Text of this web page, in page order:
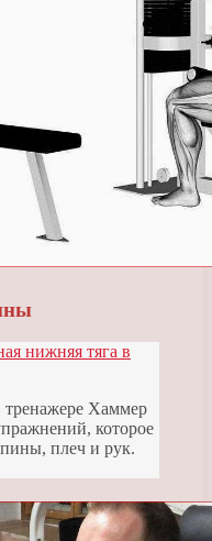
нижняя тяга в
тренажере Хаммер
которое
плеч и рук.